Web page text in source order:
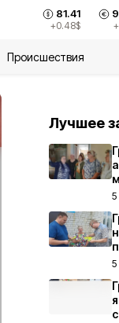
81.41
+0.48$
Происшествия
Лучшее
5
5